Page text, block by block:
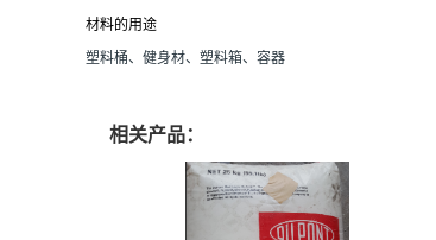
材料的用途
塑料桶、健身材、塑料箱、容器
相关产品：